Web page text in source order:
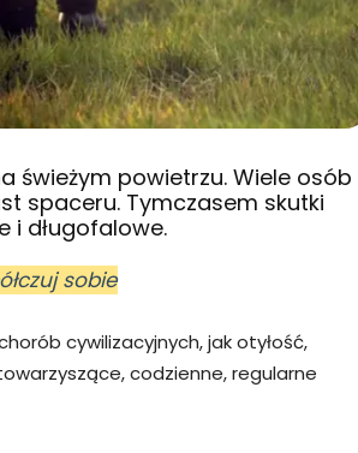
świeżym powietrzu. Wiele osób
spaceru. Tymczasem skutki
i długofalowe.
sobie
cywilizacyjnych, jak otyłość,
codzienne, regularne